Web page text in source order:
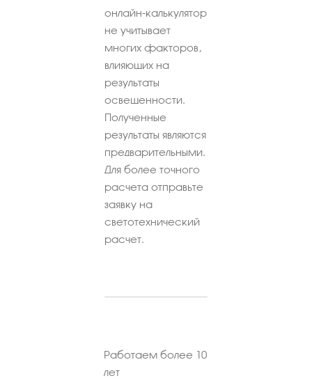
онлайн-калькулятор
не учитывает
многих факторов,
влияющих на
результаты
освещенности.
Полученные
результаты являются
предварительными.
Для более точного
расчета отправьте
заявку на
светотехнический
расчет.
Работаем более 10
лет